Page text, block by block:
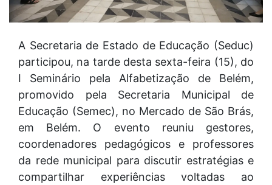
A Secretaria de Estado de Educação (Seduc)
participou, na tarde desta sexta-feira (15), do
I Seminário pela Alfabetização de Belém,
promovido pela Secretaria Municipal de
Educação (Semec), no Mercado de São Brás,
em Belém. O evento reuniu gestores,
coordenadores pedagógicos e professores
da rede municipal para discutir estratégias e
compartilhar experiências voltadas ao